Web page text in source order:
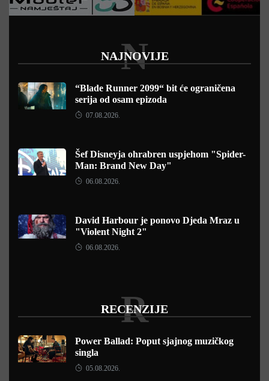
NAJNOVIJE
N
“Blade Runner 2099“ bit će ograničena
serija od osam epizoda
07.08.2026.
Šef Disneyja ohrabren uspjehom "Spider-
Man: Brand New Day"
06.08.2026.
David Harbour je ponovo Djeda Mraz u
"Violent Night 2"
06.08.2026.
RECENZIJE
R
Power Ballad: Poput sjajnog muzičkog
singla
05.08.2026.